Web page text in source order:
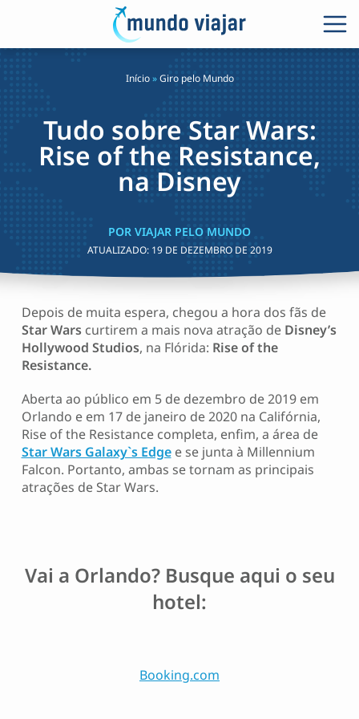
Início»Giro pelo Mundo
Tudo sobre Star Wars:
Rise of the Resistance,
na Disney
POR VIAJAR PELO MUNDO
ATUALIZADO: 19 DE DEZEMBRO DE 2019
Depois de muita espera, chegou a hora dos fãs de
Star Warscurtirem a mais nova atração de Disney’s
Hollywood Studios, na Flórida: Rise of the
Resistance.
Aberta ao público em 5 de dezembro de 2019 em
Orlando e em 17 de janeiro de 2020 na Califórnia,
Rise of the Resistance completa, enfim, a área de
Star Wars Galaxy`s Edgee se junta à Millennium
Falcon. Portanto, ambas se tornam as principais
atrações de Star Wars.
Vai a Orlando? Busque aqui o seu
hotel:
Booking.com